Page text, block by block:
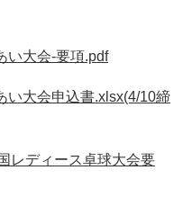
い大会-要項.pdf
い大会申込書.xlsx(4/10締
レディース卓球大会要